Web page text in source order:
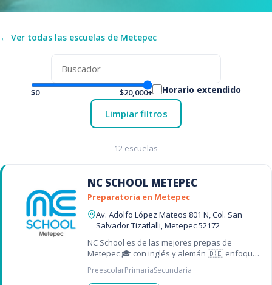
← Ver todas las escuelas de Metepec
$0 $20,000+ Horario extendido
Limpiar filtros
12 escuelas
NC SCHOOL METEPEC
Preparatoria en Metepec
Av. Adolfo López Mateos 801 N, Col. San
Salvador Tizatlalli, Metepec 52172
NC School es de las mejores prepas de
Metepec 🎓 con inglés y alemán 🇩🇪 enfoque
PreescolarPrimariaSecundaria